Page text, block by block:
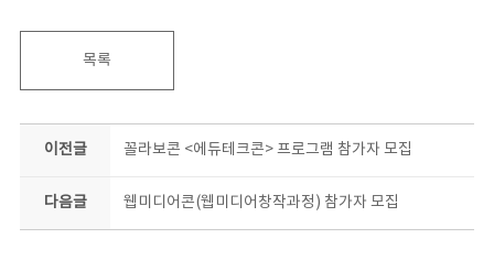
목록
이전글 꼴라보콘 <에듀테크콘> 프로그램 참가자 모집
다음글 웹미디어콘(웹미디어창작과정) 참가자 모집